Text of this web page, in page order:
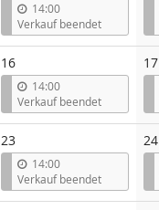
14:00
Verkauf beendet
16
14:00
Verkauf beendet
17
23
14:00
Verkauf beendet
24